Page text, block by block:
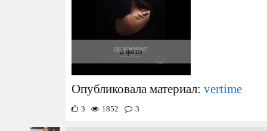
2 фото
Опубликовала материал: vertime
3 1852 3